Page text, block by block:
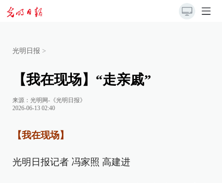
光明日报 >
【我在现场】“走亲戚”
来源： 光明网-《光明日报》
2026-06-13 02:40
【我在现场】
光明日报记者 冯家照 高建进